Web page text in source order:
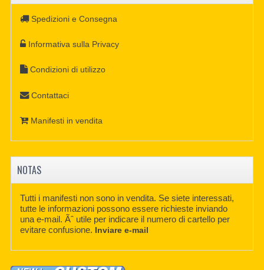
Spedizioni e Consegna
Informativa sulla Privacy
Condizioni di utilizzo
Contattaci
Manifesti in vendita
NOTAS
Tutti i manifesti non sono in vendita. Se siete interessati,
tutte le informazioni possono essere richieste inviando
una e-mail. Ãˆ utile per indicare il numero di cartello per
evitare confusione. Inviare e-mail